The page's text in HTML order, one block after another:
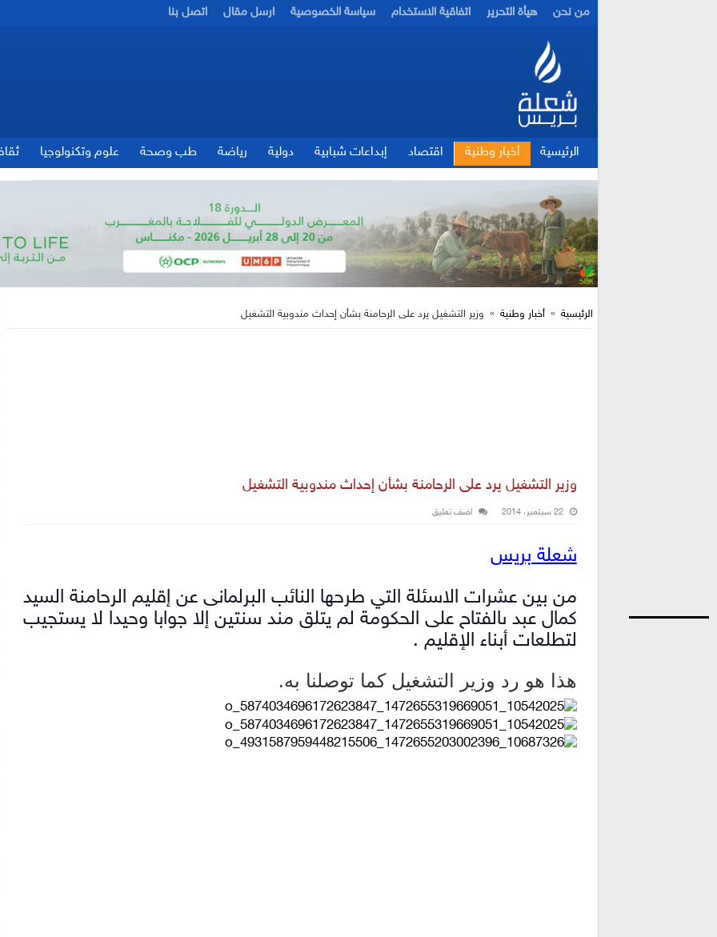
من نحن هيأة التحرير اتفاقية الاستخدام سياسة الخصوصية ارسل مقال اتصل بنا
الرئيسية أخبار وطنية اقتصاد إبداعات شبابية دولية رياضة طب وصحة علوم وتكنولوجيا
الرئيسية » أخبار وطنية » وزير التشغيل يرد على الرحامنة بشأن إحداث مندوبية التشغيل
وزير التشغيل يرد على الرحامنة بشأن إحداث مندوبية التشغيل
22 سبتمبر، 2014 اضف تعليق
شعلة بريس
من بين عشرات الاسئلة التي طرحها النائب البرلمانى عن إقليم الرحامنة السيد
كمال عبد ىالفتاح على الحكومة لم يتلق مند سنتين إلا جوابا وحيدا لا يستجيب
لتطلعات أبناء الإقليم .
هذا هو رد وزير التشغيل كما توصلنا به.